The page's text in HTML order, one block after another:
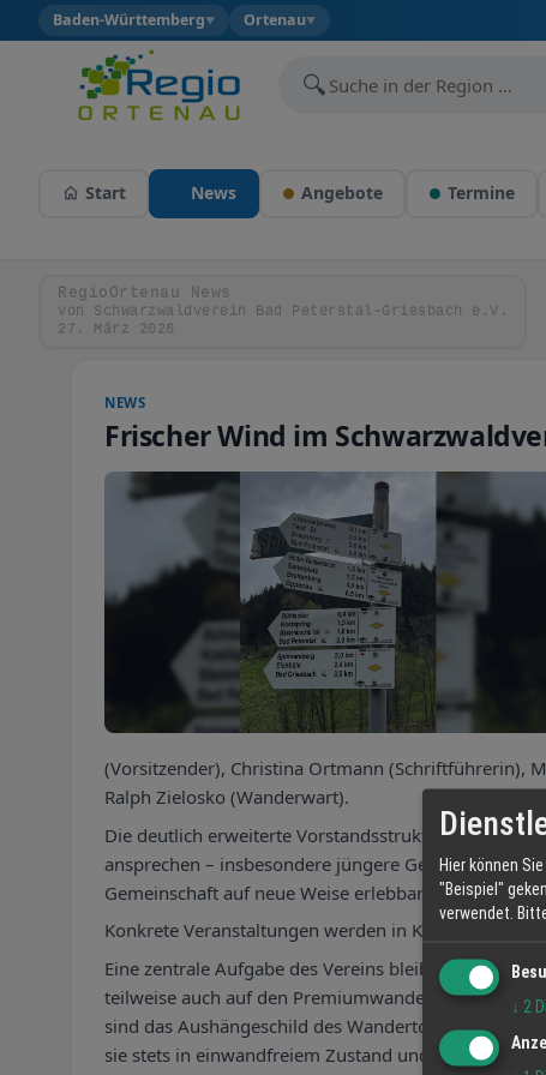
Baden-Württemberg▼ Ortenau▼
🔍
Start News Angebote Termine
RegioOrtenau News
von Schwarzwaldverein Bad Peterstal-Griesbach e.V.
27. März 2026
NEWS
Frischer Wind im
(Vorsitzender), Christina Ortmann (Schriftführerin),
Ralph Zielosko (Wanderwart).
Die deutlich erweiterte Vorstandsstruktur ist dabei
ansprechen – insbesondere jüngere Generationen.
Gemeinschaft auf neue Weise erlebbar machen
Konkrete Veranstaltungen werden in Kürze
Eine zentrale Aufgabe des Vereins bleibt dabei die
teilweise auch auf den Premiumwanderwegen der
sind das Aushängeschild des Wandertourismus im
sie stets in einwandfreiem Zustand und vorbildlich
Hier können
"Beispiel"
verwendet.
↓ 2